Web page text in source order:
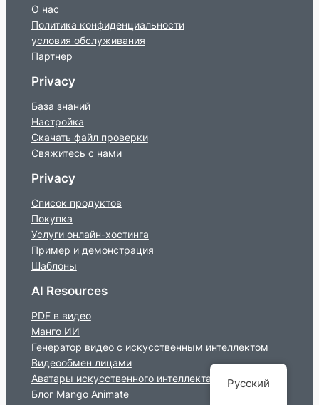
О нас
Политика конфиденциальности
условия обслуживания
Партнер
Privacy
База знаний
Настройка
Скачать файл проверки
Свяжитесь с нами
Privacy
Список продуктов
Покупка
Услуги онлайн-хостинга
Пример и демонстрация
Шаблоны
AI Resources
PDF в видео
Манго ИИ
Генератор видео с искусственным интеллектом
Видеообмен лицами
Аватары искусственного интеллекта
Блог Mango Animate
Русский